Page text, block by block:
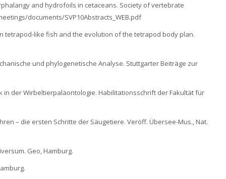
and hydrofoils in cetaceans. Society of vertebrate
documents/SVP10Abstracts_WEB.pdf
tetrapod-like fish and the evolution of the tetrapod body plan.
und phylogenetische Analyse. Stuttgarter Beiträge zur
in der Wirbeltierpaläontologie. Habilitationsschrift der Fakultät für
– die ersten Schritte der Säugetiere. Veröff. Übersee-Mus., Nat.
Geo, Hamburg.